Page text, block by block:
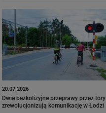
20.07.2026
Dwie bezkolizyjne przeprawy przez tory
zrewolucjonizują komunikację w Łodzi